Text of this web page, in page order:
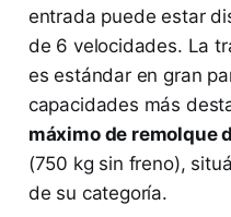
entrada puede estar
de 6 velocidades. La
es estándar en gran
capacidades más
máximo de remolque
(750 kg sin freno),
de su categoría.